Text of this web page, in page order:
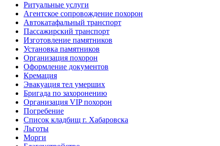
Ритуальные услуги
Агентское сопровождение похорон
Автокатафальный транспорт
Пассажирский транспорт
Изготовление памятников
Установка памятников
Организация похорон
Оформление документов
Кремация
Эвакуация тел умерших
Бригада по захоронению
Организация VIP похорон
Погребение
Список кладбищ г. Хабаровска
Льготы
Морги